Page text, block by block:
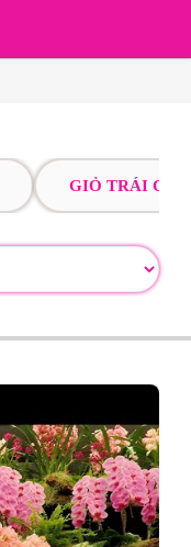
GIỎ TRÁI CÂY